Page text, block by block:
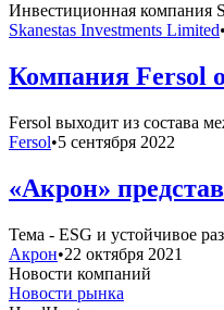
Инвестиционная компания
Skanestas Investments Limited•
Компания Fersol
Fersol выходит из состава
Fersol•5 сентября 2022
«Акрон»
Тема - ESG и устойчивое
Акрон•22 октября 2021
Новости компаний
Новости рынка